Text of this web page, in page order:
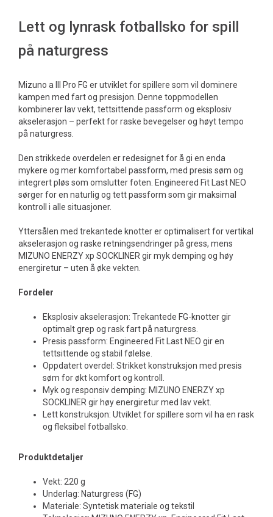
Lett og lynrask fotballsko for spill
på naturgress
Mizuno a III Pro FG er utviklet for spillere som vil dominere
kampen med fart og presisjon. Denne toppmodellen
kombinerer lav vekt, tettsittende passform og eksplosiv
akselerasjon – perfekt for raske bevegelser og høyt tempo
på naturgress.
Den strikkede overdelen er redesignet for å gi en enda
mykere og mer komfortabel passform, med presis søm og
integrert pløs som omslutter foten. Engineered Fit Last NEO
sørger for en naturlig og tett passform som gir maksimal
kontroll i alle situasjoner.
Yttersålen med trekantede knotter er optimalisert for vertikal
akselerasjon og raske retningsendringer på gress, mens
MIZUNO ENERZY xp SOCKLINER gir myk demping og høy
energiretur – uten å øke vekten.
Fordeler
Eksplosiv akselerasjon: Trekantede FG-knotter gir
optimalt grep og rask fart på naturgress.
Presis passform: Engineered Fit Last NEO gir en
tettsittende og stabil følelse.
Oppdatert overdel: Strikket konstruksjon med presis
søm for økt komfort og kontroll.
Myk og responsiv demping: MIZUNO ENERZY xp
SOCKLINER gir høy energiretur med lav vekt.
Lett konstruksjon: Utviklet for spillere som vil ha en rask
og fleksibel fotballsko.
Produktdetaljer
Vekt: 220 g
Underlag: Naturgress (FG)
Materiale: Syntetisk materiale og tekstil